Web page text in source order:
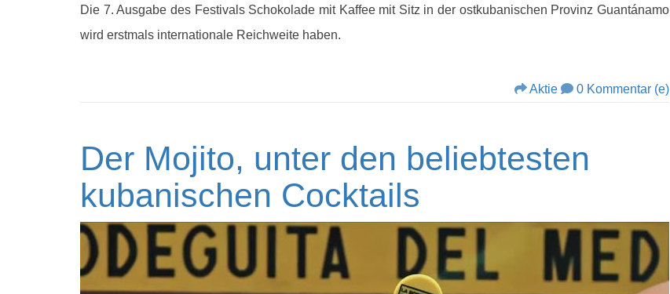
Die 7. Ausgabe des Festivals Schokolade mit Kaffee mit Sitz in der ostkubanischen Provinz Guantánamo
wird erstmals internationale Reichweite haben.
Aktie 0 Kommentar (e)
Der Mojito, unter den beliebtesten
kubanischen Cocktails